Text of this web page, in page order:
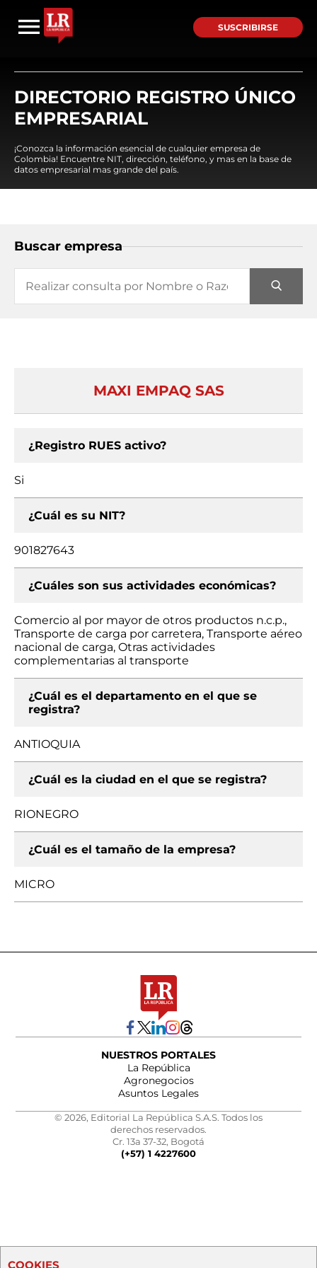
SUSCRIBIRSE
DIRECTORIO REGISTRO ÚNICO
EMPRESARIAL
¡Conozca la información esencial de cualquier empresa de
Colombia! Encuentre NIT, dirección, teléfono, y mas en la base de
datos empresarial mas grande del país.
Buscar empresa
MAXI EMPAQ SAS
¿Registro RUES activo?
Si
¿Cuál es su NIT?
901827643
¿Cuáles son sus actividades económicas?
Comercio al por mayor de otros productos n.c.p.,
Transporte de carga por carretera, Transporte aéreo
nacional de carga, Otras actividades
complementarias al transporte
¿Cuál es el departamento en el que se
registra?
ANTIOQUIA
¿Cuál es la ciudad en el que se registra?
RIONEGRO
¿Cuál es el tamaño de la empresa?
MICRO
NUESTROS PORTALES
La República
Agronegocios
Asuntos Legales
© 2026, Editorial La República S.A.S. Todos los
derechos reservados.
Cr. 13a 37-32, Bogotá
(+57) 1 4227600
COOKIES